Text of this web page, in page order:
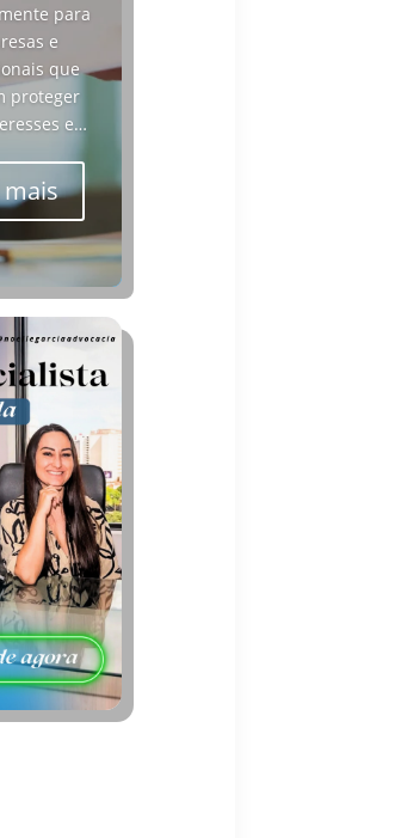
para
e
que
proteger
e…
mais